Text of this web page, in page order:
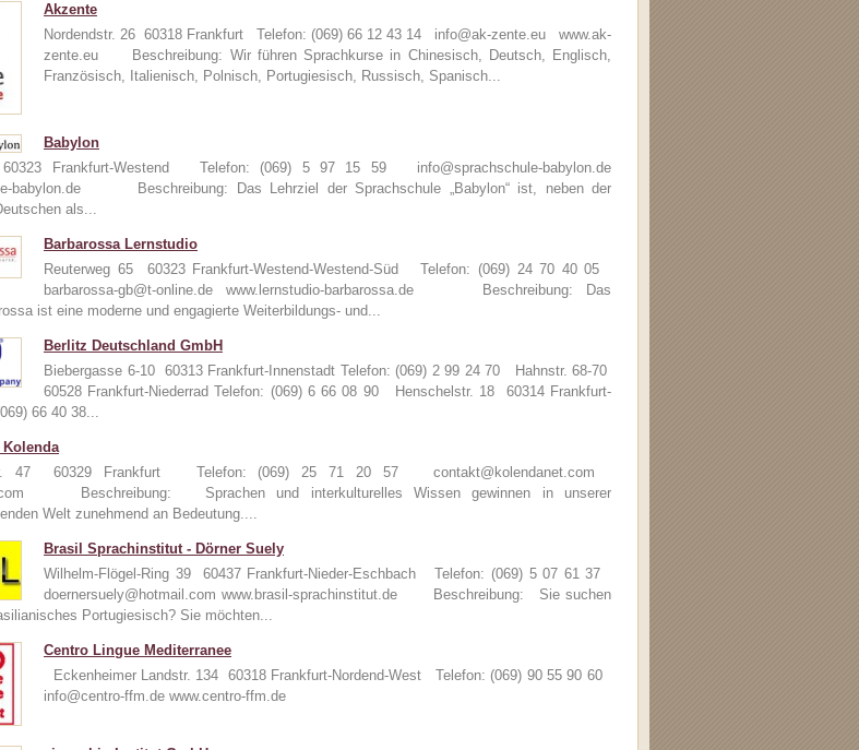
Akzente
Nordendstr. 26 60318 Frankfurt Telefon: (069) 66 12 43 14 info@ak-zente.eu www.ak-
zente.eu Beschreibung: Wir führen Sprachkurse in Chinesisch, Deutsch, Englisch,
Französisch, Italienisch, Polnisch, Portugiesisch, Russisch, Spanisch...
Babylon
Frankfurt-Westend Telefon: (069) 5 97 15 59 info@sprachschule-babylon.de
babylon.de Beschreibung: Das Lehrziel der Sprachschule „Babylon“ ist, neben der
als...
Barbarossa Lernstudio
Reuterweg 65 60323 Frankfurt-Westend-Westend-Süd Telefon: (069) 24 70 40 05
barbarossa-gb@t-online.de www.lernstudio-barbarossa.de Beschreibung: Das
ist eine moderne und engagierte Weiterbildungs- und...
Berlitz Deutschland GmbH
Biebergasse 6-10 60313 Frankfurt-Innenstadt Telefon: (069) 2 99 24 70 Hahnstr. 68-70
60528 Frankfurt-Niederrad Telefon: (069) 6 66 08 90 Henschelstr. 18 60314 Frankfurt-
66 40 38...
47 60329 Frankfurt Telefon: (069) 25 71 20 57 contakt@kolendanet.com
Beschreibung: Sprachen und interkulturelles Wissen gewinnen in unserer
Welt zunehmend an Bedeutung....
Brasil Sprachinstitut - Dörner Suely
Wilhelm-Flögel-Ring 39 60437 Frankfurt-Nieder-Eschbach Telefon: (069) 5 07 61 37
doernersuely@hotmail.com www.brasil-sprachinstitut.de Beschreibung: Sie suchen
Portugiesisch? Sie möchten...
Centro Lingue Mediterranee
Eckenheimer Landstr. 134 60318 Frankfurt-Nordend-West Telefon: (069) 90 55 90 60
info@centro-ffm.de www.centro-ffm.de